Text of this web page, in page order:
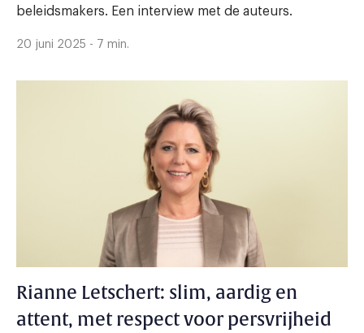
beleidsmakers. Een interview met de auteurs.
20 juni 2025 - 7 min.
Rianne Letschert: slim, aardig en
attent, met respect voor persvrijheid